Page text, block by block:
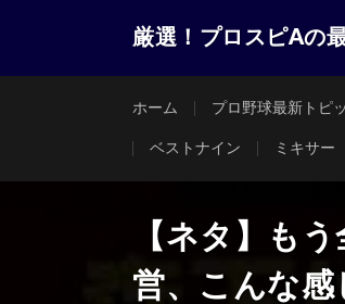
厳選！プロスピAの
ホーム プロ野球最新トピ
ベストナイン ミキサー
【ネタ】も
営、こんな